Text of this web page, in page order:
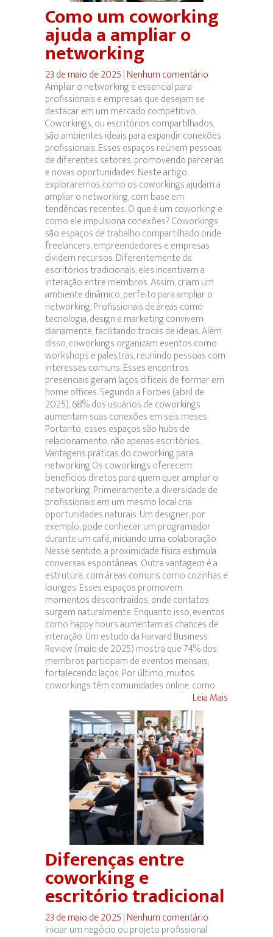
Como um coworking
ajuda a ampliar o
networking
23 de maio de 2025|Nenhum comentário
Ampliar o networking é essencial para
profissionais e empresas que desejam se
destacar em um mercado competitivo.
Coworkings, ou escritórios compartilhados,
são ambientes ideais para expandir conexões
profissionais. Esses espaços reúnem pessoas
de diferentes setores, promovendo parcerias
e novas oportunidades. Neste artigo,
exploraremos como os coworkings ajudam a
ampliar o networking, com base em
tendências recentes. O que é um coworking e
como ele impulsiona conexões? Coworkings
são espaços de trabalho compartilhado onde
freelancers, empreendedores e empresas
dividem recursos. Diferentemente de
escritórios tradicionais, eles incentivam a
interação entre membros. Assim, criam um
ambiente dinâmico, perfeito para ampliar o
networking. Profissionais de áreas como
tecnologia, design e marketing convivem
diariamente, facilitando trocas de ideias. Além
disso, coworkings organizam eventos como
workshops e palestras, reunindo pessoas com
interesses comuns. Esses encontros
presenciais geram laços difíceis de formar em
home offices. Segundo a Forbes (abril de
2025), 68% dos usuários de coworkings
aumentam suas conexões em seis meses.
Portanto, esses espaços são hubs de
relacionamento, não apenas escritórios.
Vantagens práticas do coworking para
networking Os coworkings oferecem
benefícios diretos para quem quer ampliar o
networking. Primeiramente, a diversidade de
profissionais em um mesmo local cria
oportunidades naturais. Um designer, por
exemplo, pode conhecer um programador
durante um café, iniciando uma colaboração.
Nesse sentido, a proximidade física estimula
conversas espontâneas. Outra vantagem é a
estrutura, com áreas comuns como cozinhas e
lounges. Esses espaços promovem
momentos descontraídos, onde contatos
surgem naturalmente. Enquanto isso, eventos
como happy hours aumentam as chances de
interação. Um estudo da Harvard Business
Review (maio de 2025) mostra que 74% dos
membros participam de eventos mensais,
fortalecendo laços. Por último, muitos
coworkings têm comunidades online, como
Leia Mais
Diferenças entre
coworking e
escritório tradicional
23 de maio de 2025|Nenhum comentário
Iniciar um negócio ou projeto profissional